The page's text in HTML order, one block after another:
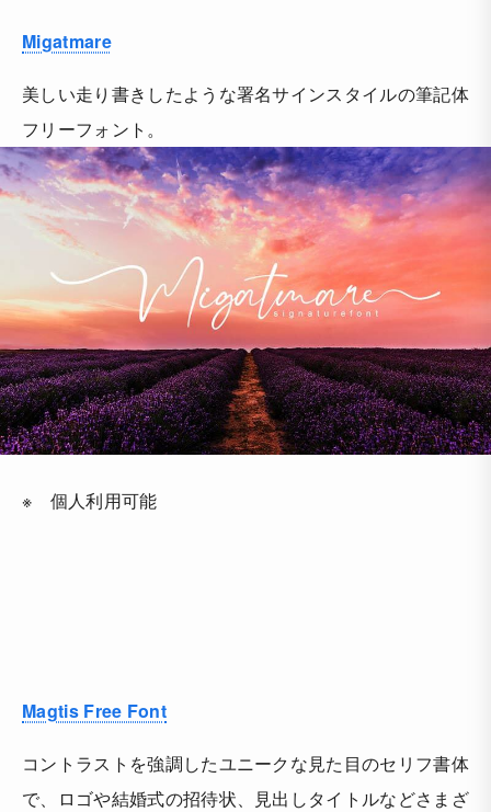
Migatmare
美しい走り書きしたような署名サインスタイルの筆記体
フリーフォント。
※ 個人利用可能
Magtis Free Font
コントラストを強調したユニークな見た目のセリフ書体
で、ロゴや結婚式の招待状、見出しタイトルなどさまざ